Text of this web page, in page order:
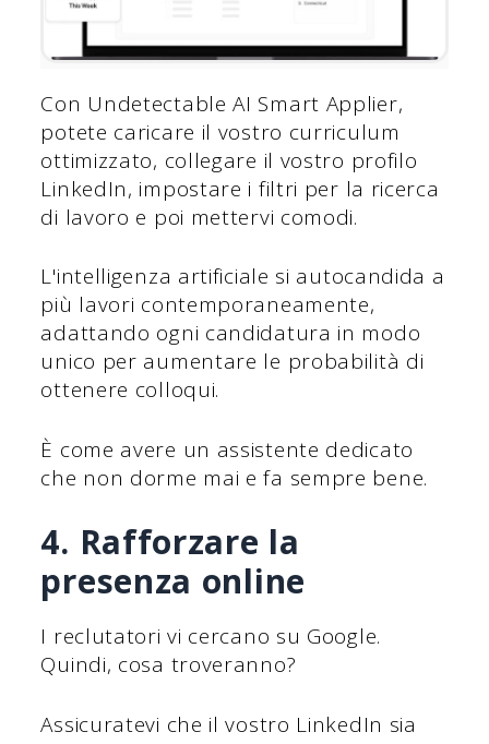
Con Undetectable AI Smart Applier,
potete caricare il vostro curriculum
ottimizzato, collegare il vostro profilo
LinkedIn, impostare i filtri per la ricerca
di lavoro e poi mettervi comodi.
L'intelligenza artificiale si autocandida a
più lavori contemporaneamente,
adattando ogni candidatura in modo
unico per aumentare le probabilità di
ottenere colloqui.
È come avere un assistente dedicato
che non dorme mai e fa sempre bene.
4. Rafforzare la
presenza online
I reclutatori vi cercano su Google.
Quindi, cosa troveranno?
Assicuratevi che il vostro LinkedIn sia